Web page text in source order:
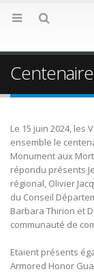
Le 15 juin 2024,
ensemble le
Monument aux
répondu présents
régional, Olivier
du Conseil
Barbara Thirion et
communauté de
Etaient présents
Armored Honor